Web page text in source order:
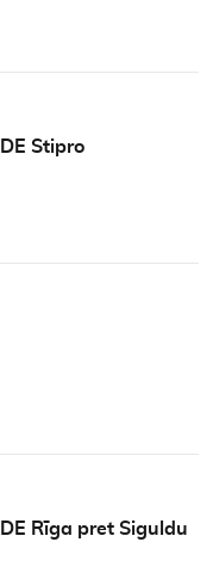
Stipro
Rīga pret Siguldu